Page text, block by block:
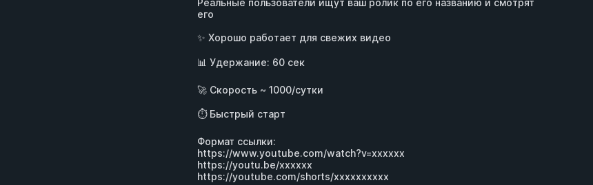
Реальные пользователи ищут ваш ролик по его названию и смотрят
его
✨ Хорошо работает для свежих видео
📊 Удержание: 60 сек
🚀 Скорость ~ 1000/сутки
⏱ Быстрый старт
https://www.youtube.com/watch?v=xxxxxx
https://youtu.be/xxxxxx
https://youtube.com/shorts/хххххххххх